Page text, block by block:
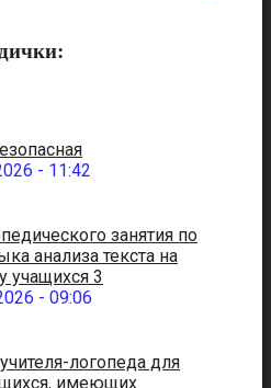
- 11:42
занятия по
анализа текста на
учащихся 3
- 09:06
логопеда для
имеющих